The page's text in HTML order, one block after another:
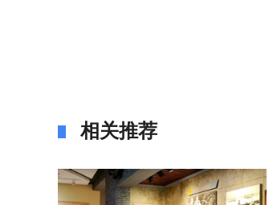
相关推荐